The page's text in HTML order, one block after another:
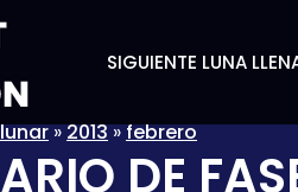
SIGUIENTE LUNA
»2013»febrero
DE